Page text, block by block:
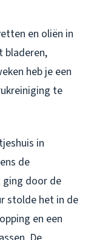
en oliën in
bladeren,
heb je een
te
in
de
door de
stolde het in de
en een